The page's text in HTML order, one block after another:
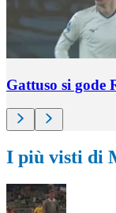
Gattuso si gode
I più visti di